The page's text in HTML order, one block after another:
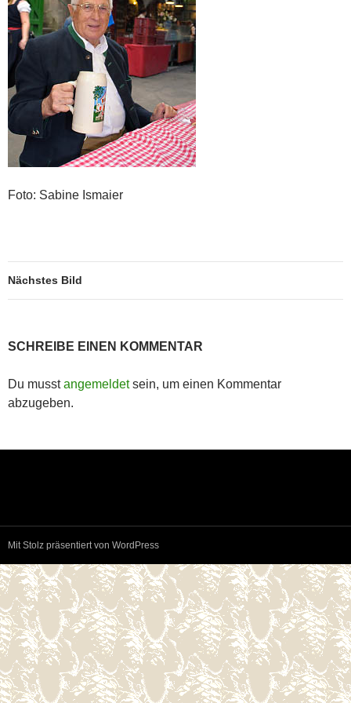
Foto: Sabine Ismaier
Nächstes Bild
SCHREIBE EINEN KOMMENTAR
Du musstangemeldetsein, um einen Kommentar
abzugeben.
Mit Stolz präsentiert von WordPress